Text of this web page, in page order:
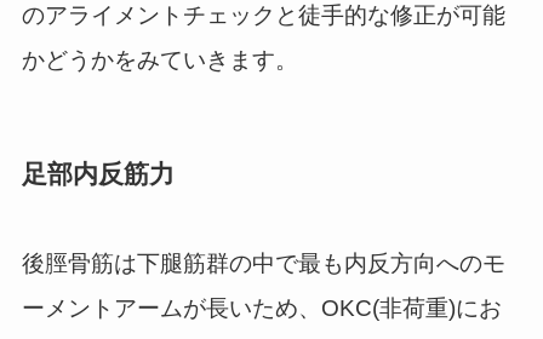
のアライメントチェックと徒手的な修正が可能
かどうかをみていきます。
足部内反筋力
後脛骨筋は下腿筋群の中で最も内反方向へのモ
ーメントアームが長いため、OKC(非荷重)にお